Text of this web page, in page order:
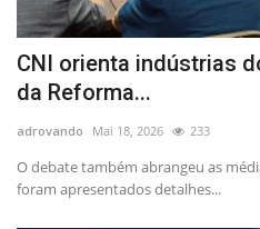
CNI orienta indústrias
da Reforma...
adrovando Mai 18, 2026 233
O debate também abrangeu as
foram apresentados detalhes...